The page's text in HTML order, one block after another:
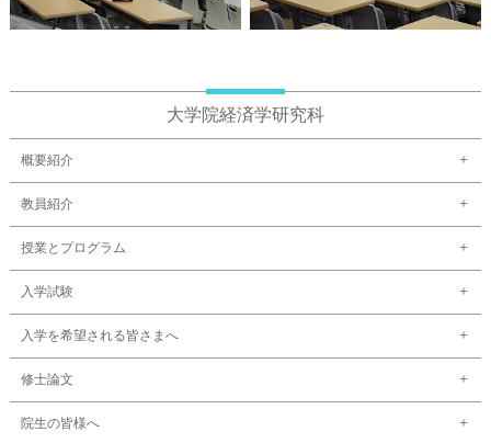
大学院経済学研究科
概要紹介
教員紹介
授業とプログラム
入学試験
入学を希望される皆さまへ
修士論文
院生の皆様へ